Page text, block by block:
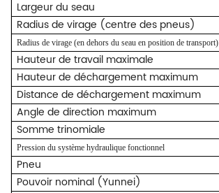
Largeur du seau
Radius de virage (centre des pneus)
Radius de virage (en dehors du seau en position de transport)
Hauteur de travail maximale
Hauteur de déchargement maximum
Distance de déchargement maximum
Angle de direction maximum
Somme trinomiale
Pression du système hydraulique fonctionnel
Pneu
Pouvoir nominal (Yunnei)